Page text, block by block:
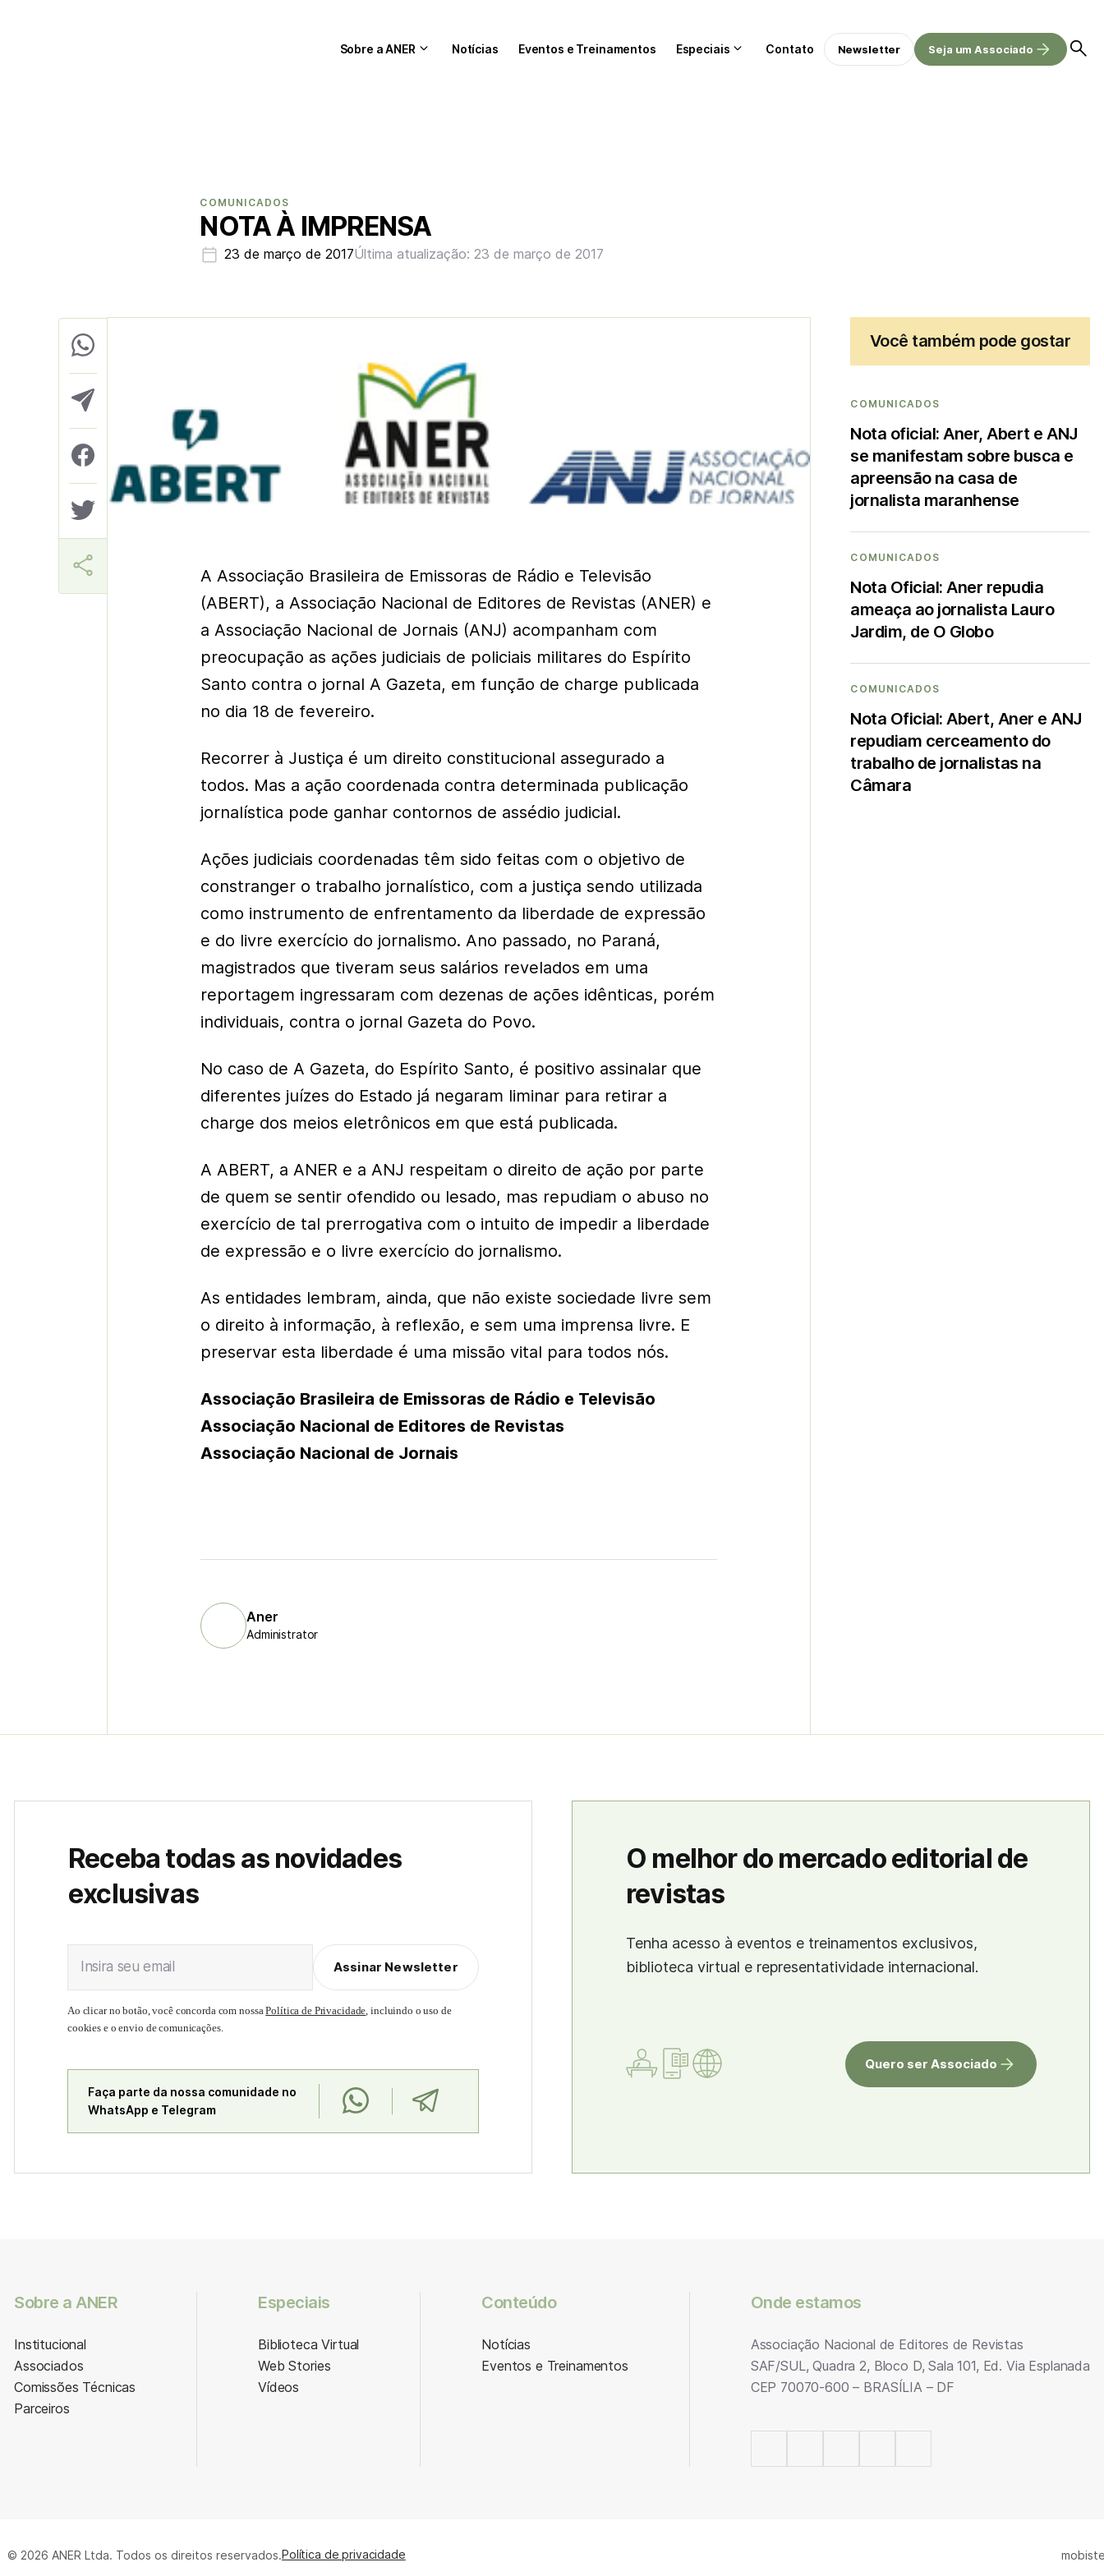
Sobre a ANER Notícias Eventos e Treinamentos Especiais Contato Newsletter Seja um Associado
COMUNICADOS
NOTA À IMPRENSA
23 de março de 2017Última atualização: 23 de março de 2017
Aner
A Associação Brasileira de Emissoras de Rádio e Televisão
(ABERT), a Associação Nacional de Editores de Revistas (ANER) e
a Associação Nacional de Jornais (ANJ) acompanham com
preocupação as ações judiciais de policiais militares do Espírito
Santo contra o jornal A Gazeta, em função de charge publicada
no dia 18 de fevereiro.
Recorrer à Justiça é um direito constitucional assegurado a
todos. Mas a ação coordenada contra determinada publicação
jornalística pode ganhar contornos de assédio judicial.
Ações judiciais coordenadas têm sido feitas com o objetivo de
constranger o trabalho jornalístico, com a justiça sendo utilizada
como instrumento de enfrentamento da liberdade de expressão
e do livre exercício do jornalismo. Ano passado, no Paraná,
magistrados que tiveram seus salários revelados em uma
reportagem ingressaram com dezenas de ações idênticas, porém
individuais, contra o jornal Gazeta do Povo.
No caso de A Gazeta, do Espírito Santo, é positivo assinalar que
diferentes juízes do Estado já negaram liminar para retirar a
charge dos meios eletrônicos em que está publicada.
A ABERT, a ANER e a ANJ respeitam o direito de ação por parte
de quem se sentir ofendido ou lesado, mas repudiam o abuso no
exercício de tal prerrogativa com o intuito de impedir a liberdade
de expressão e o livre exercício do jornalismo.
As entidades lembram, ainda, que não existe sociedade livre sem
o direito à informação, à reflexão, e sem uma imprensa livre. E
preservar esta liberdade é uma missão vital para todos nós.
Associação Brasileira de Emissoras de Rádio e Televisão
Associação Nacional de Editores de Revistas
Associação Nacional de Jornais
Aner
Administrator
Você também pode gostar
COMUNICADOS
Nota oficial: Aner, Abert e ANJ
se manifestam sobre busca e
apreensão na casa de
jornalista maranhense
COMUNICADOS
Nota Oficial: Aner repudia
ameaça ao jornalista Lauro
Jardim, de O Globo
COMUNICADOS
Nota Oficial: Abert, Aner e ANJ
repudiam cerceamento do
trabalho de jornalistas na
Câmara
Receba todas as novidades
exclusivas
Insira seu email Assinar Newsletter
Ao clicar no botão, você concorda com nossaPolítica de Privacidade, incluindo o uso de
cookies e o envio de comunicações.
Faça parte da nossa comunidade no
WhatsApp e Telegram
O melhor do mercado editorial de
revistas
Tenha acesso à eventos e treinamentos exclusivos,
biblioteca virtual e representatividade internacional.
Quero ser Associado
Sobre a ANER
Institucional
Associados
Comissões Técnicas
Parceiros
Especiais
Biblioteca Virtual
Web Stories
Vídeos
Conteúdo
Notícias
Eventos e Treinamentos
Onde estamos
Associação Nacional de Editores de Revistas
SAF/SUL, Quadra 2, Bloco D, Sala 101, Ed. Via Esplanada
CEP 70070-600 – BRASÍLIA – DF
© 2026 ANER Ltda. Todos os direitos reservados.Política de privacidade